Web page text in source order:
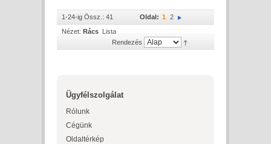
1-24-ig Össz.: 41 Oldal: 1 2
Nézet: Rács Lista
Rendezés
Ügyfélszolgálat
Rólunk
Cégünk
Oldaltérkép